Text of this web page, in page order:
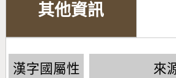
其他資訊
漢字國屬性 來